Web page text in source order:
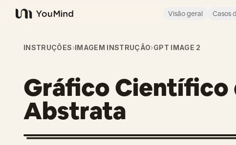
YouMind
Visão geral Casos
INSTRUÇÕES›IMAGEM INSTRUÇÃO›GPT IMAGE 2
Gráfico Científico
Abstrata